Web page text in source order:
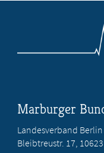
Marburger
Landesverband
Bleibtreustr. 17,